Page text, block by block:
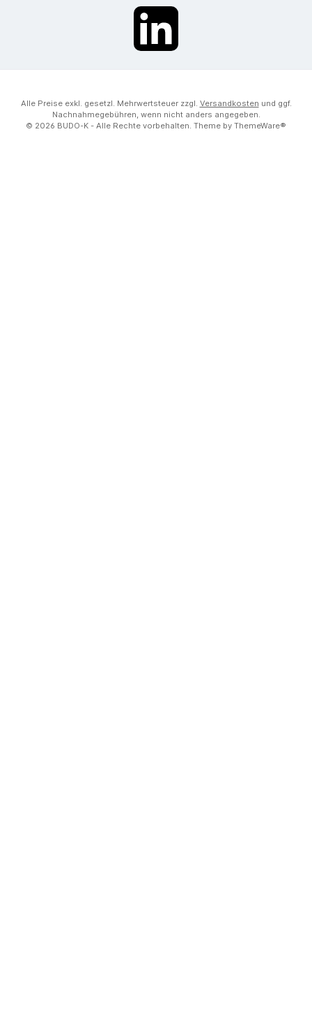
LinkedIn
Alle Preise exkl. gesetzl. Mehrwertsteuer zzgl. Versandkosten und ggf.
Nachnahmegebühren, wenn nicht anders angegeben.
© 2026 BUDO-K - Alle Rechte vorbehalten. Theme by ThemeWare®